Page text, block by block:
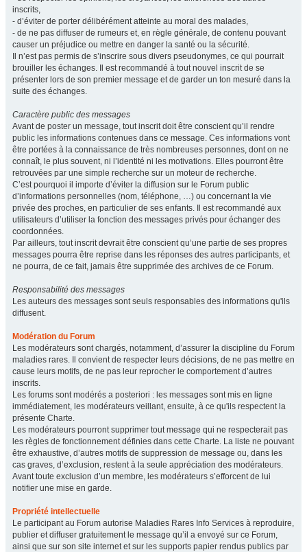
inscrits,
- d’éviter de porter délibérément atteinte au moral des malades,
- de ne pas diffuser de rumeurs et, en règle générale, de contenu pouvant
causer un préjudice ou mettre en danger la santé ou la sécurité.
Il n’est pas permis de s’inscrire sous divers pseudonymes, ce qui pourrait
brouiller les échanges. Il est recommandé à tout nouvel inscrit de se
présenter lors de son premier message et de garder un ton mesuré dans la
suite des échanges.
Caractère public des messages
Avant de poster un message, tout inscrit doit être conscient qu’il rendre
public les informations contenues dans ce message. Ces informations vont
être portées à la connaissance de très nombreuses personnes, dont on ne
connaît, le plus souvent, ni l’identité ni les motivations. Elles pourront être
retrouvées par une simple recherche sur un moteur de recherche.
C’est pourquoi il importe d’éviter la diffusion sur le Forum public
d’informations personnelles (nom, téléphone, …) ou concernant la vie
privée des proches, en particulier de ses enfants. Il est recommandé aux
utilisateurs d’utiliser la fonction des messages privés pour échanger des
coordonnées.
Par ailleurs, tout inscrit devrait être conscient qu’une partie de ses propres
messages pourra être reprise dans les réponses des autres participants, et
ne pourra, de ce fait, jamais être supprimée des archives de ce Forum.
Responsabilité des messages
Les auteurs des messages sont seuls responsables des informations qu'ils
diffusent.
Modération du Forum
Les modérateurs sont chargés, notamment, d’assurer la discipline du Forum
maladies rares. Il convient de respecter leurs décisions, de ne pas mettre en
cause leurs motifs, de ne pas leur reprocher le comportement d’autres
inscrits.
Les forums sont modérés a posteriori : les messages sont mis en ligne
immédiatement, les modérateurs veillant, ensuite, à ce qu'ils respectent la
présente Charte.
Les modérateurs pourront supprimer tout message qui ne respecterait pas
les règles de fonctionnement définies dans cette Charte. La liste ne pouvant
être exhaustive, d’autres motifs de suppression de message ou, dans les
cas graves, d’exclusion, restent à la seule appréciation des modérateurs.
Avant toute exclusion d’un membre, les modérateurs s’efforcent de lui
notifier une mise en garde.
Propriété intellectuelle
Le participant au Forum autorise Maladies Rares Info Services à reproduire,
publier et diffuser gratuitement le message qu’il a envoyé sur ce Forum,
ainsi que sur son site internet et sur les supports papier rendus publics par